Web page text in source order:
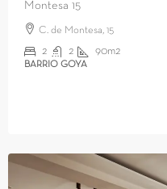
Montesa 15
C. de Montesa, 15
2 2 90m2
BARRIO GOYA